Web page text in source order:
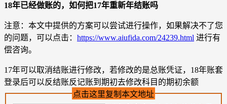
18年已经做账的，如何把17年重新年结账吗
注意：本文中提供的方案可以尝试进行操作，如果解决不了您
的问题，可以点击： https://www.aiufida.com/24239.html 进行有
偿咨询。
17年可以取消结账进行修改，若修改的是总账凭证，18年账套
登录后可以反结账反记账到期初去修改科目的期初余额
点击这里复制本文地址